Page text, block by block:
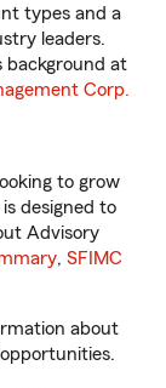
types and a
leaders.
background at
Corp.
to grow
designed to
Advisory
, SFIMC
about